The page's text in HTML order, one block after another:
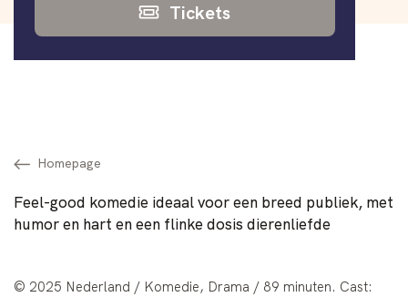
Homepage
Feel-good komedie ideaal voor een breed publiek, met
humor en hart en een flinke dosis dierenliefde
© 2025 Nederland / Komedie, Drama / 89 minuten. Cast:
Tickets